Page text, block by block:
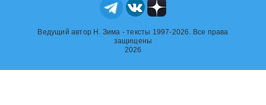
Ведущий автор Н. Зима - тексты 1997-2026. Все права
защищены
2026